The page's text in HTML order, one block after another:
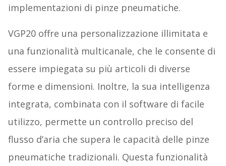
implementazioni di pinze pneumatiche.
VGP20 offre una personalizzazione illimitata e
una funzionalità multicanale, che le consente di
essere impiegata su più articoli di diverse
forme e dimensioni. Inoltre, la sua intelligenza
integrata, combinata con il software di facile
utilizzo, permette un controllo preciso del
flusso d’aria che supera le capacità delle pinze
pneumatiche tradizionali. Questa funzionalità